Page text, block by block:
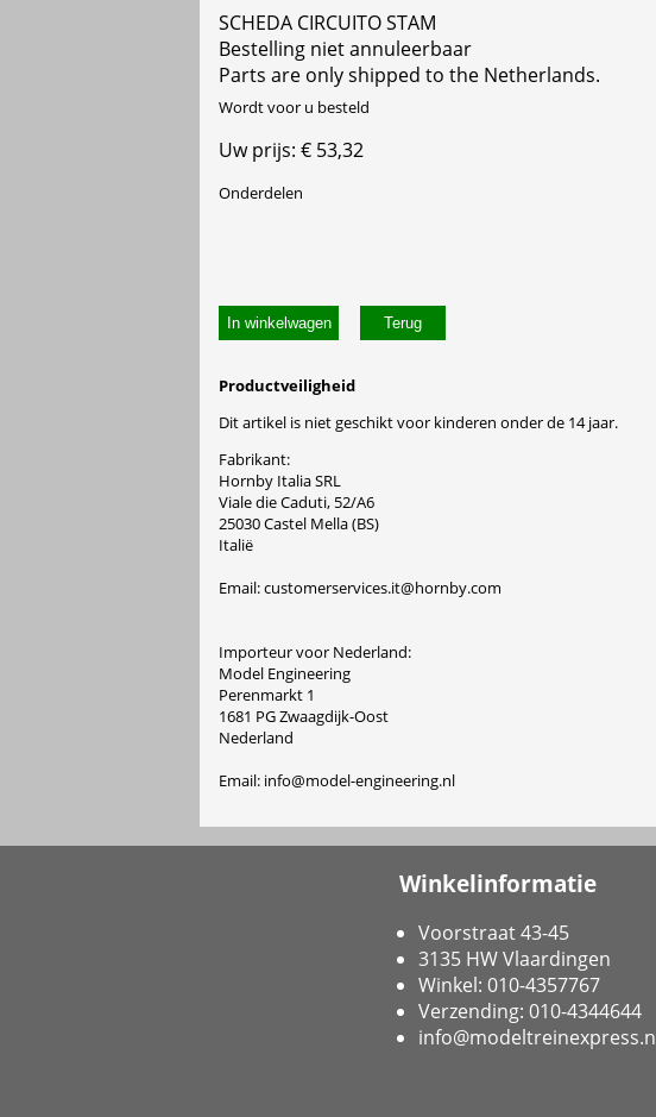
SCHEDA CIRCUITO STAM
Bestelling niet annuleerbaar
Parts are only shipped to the Netherlands.
Wordt voor u besteld
Uw prijs: € 53,32
Onderdelen
In winkelwagen
Productveiligheid
Dit artikel is niet geschikt voor kinderen onder de 14 jaar.
Fabrikant:
Hornby Italia SRL
Viale die Caduti, 52/A6
25030 Castel Mella (BS)
Italië
Email: customerservices.it@hornby.com
Importeur voor Nederland:
Model Engineering
Perenmarkt 1
1681 PG Zwaagdijk-Oost
Nederland
Email: info@model-engineering.nl
Winkelinformatie
Voorstraat 43-45
3135 HW Vlaardingen
Winkel: 010-4357767
Verzending: 010-4344644